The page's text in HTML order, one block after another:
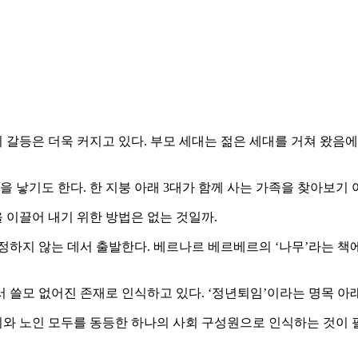
등은 더욱 커지고 있다. 부모 세대는 젊은 세대를 거쳐 왔음
낳기도 한다. 한 지붕 아래 3대가 함께 사는 가족을 찾아보기
끌어 내기 위한 방법은 없는 것일까.
지 않는 데서 출발한다. 베르나르 베르베르의 ‘나무’라는
모 없어진 존재로 인식하고 있다. ‘정년퇴임’이라는 명목
노인 모두를 동등한 하나의 사회 구성원으로 인식하는 것